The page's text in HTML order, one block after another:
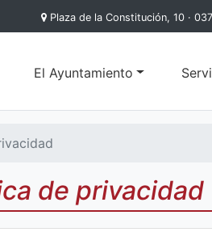
Plaza de la Constitución, 10 ·
El Ayuntamiento
de privacidad